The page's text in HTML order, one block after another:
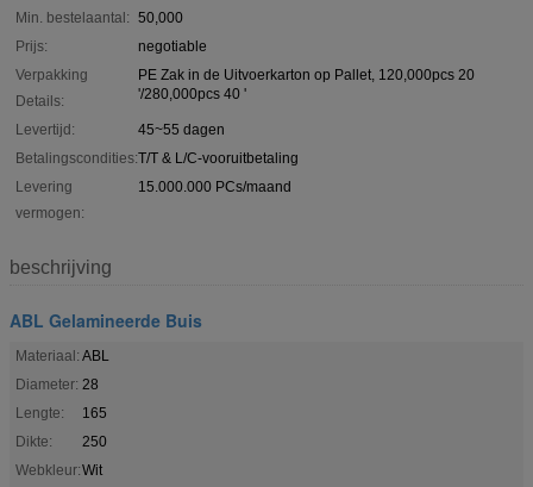
Min. bestelaantal: 50,000
Prijs:
negotiable
Verpakking
Details:
PE Zak in de Uitvoerkarton op Pallet, 120,000pcs 20
'/280,000pcs 40 '
Levertijd:
45~55 dagen
Betalingscondities:T/T & L/C-vooruitbetaling
Levering
vermogen:
15.000.000 PCs/maand
beschrijving
ABL Gelamineerde Buis
Materiaal: ABL
Diameter: 28
Lengte:
165
Dikte:
250
Webkleur:Wit